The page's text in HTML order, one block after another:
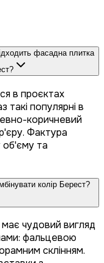
фасадна плитка
в проєктах
такі популярні в
коричневий
Фактура
об'єму та
колір Берест?
чудовий вигляд
фальцевою
склінням.